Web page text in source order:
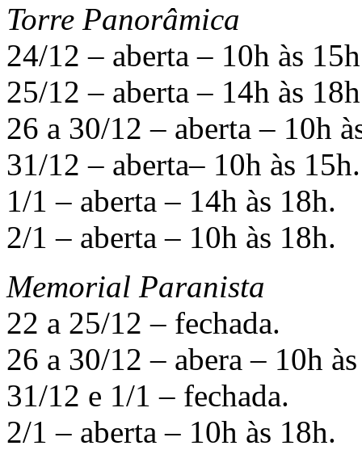
Torre Panorâmica
24/12 – aberta – 10h às
25/12 – aberta – 14h às
26 a 30/12 – aberta – 10h
31/12 – aberta– 10h às 15h.
1/1 – aberta – 14h às 18h.
2/1 – aberta – 10h às 18h.
Memorial Paranista
22 a 25/12 – fechada.
26 a 30/12 – abera – 10h
31/12 e 1/1 – fechada.
2/1 – aberta – 10h às 18h.